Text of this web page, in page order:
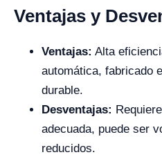
Ventajas y
Ventajas: Alta
automática, fabricado
durable.
Desventajas:
adecuada, puede ser
reducidos.